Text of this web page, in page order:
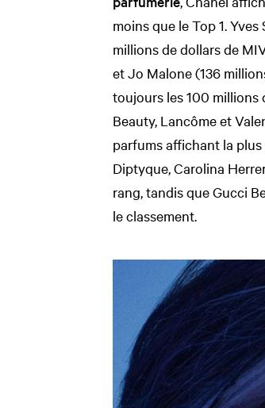
moins que le Top 1.
millions de dollars de
et Jo Malone (136
toujours les 100 millions
Beauty, Lancôme et
parfums affichant la plus
Diptyque, Carolina
rang, tandis que Gucci
le classement.